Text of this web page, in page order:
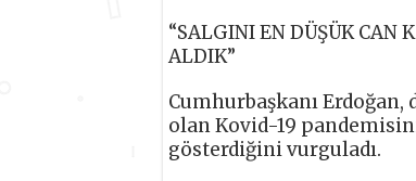
“SALGINI EN DÜŞÜK CAN
ALDIK”
Cumhurbaşkanı
olan Kovid-19
gösterdiğini vurguladı.